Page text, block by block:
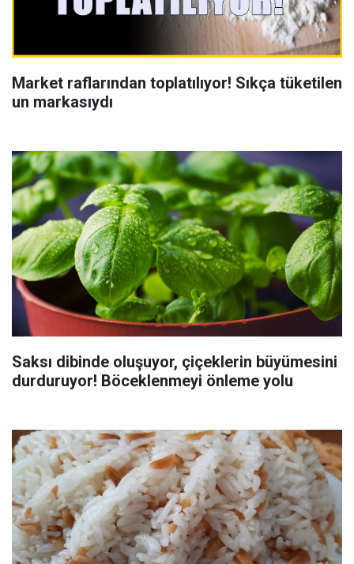
Market raflarından toplatılıyor! Sıkça tüketilen
un markasıydı
Saksı dibinde oluşuyor, çiçeklerin büyümesini
durduruyor! Böceklenmeyi önleme yolu